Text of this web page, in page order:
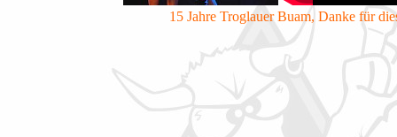
15 Jahre Troglauer Buam, Danke für